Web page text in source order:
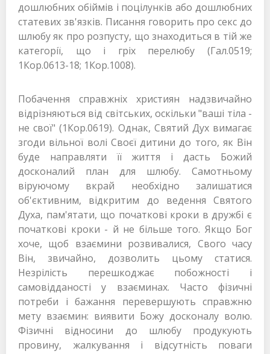
дошлюбних обіймів і поцілунків або дошлюбних
статевих зв'язків. Писання говорить про секс до
шлюбу як про розпусту, що знаходиться в тій же
категорії, що і гріх перелюбу (Гал.0519;
1Кор.0613-18; 1Кор.1008).
Побачення справжніх християн надзвичайно
відрізняються від світських, оскільки "ваші тіла -
не свої" (1Кор.0619). Однак, Святий Дух вимагає
згоди вільної волі Своєї дитини до того, як Він
буде направляти її життя і дасть Божий
досконалий план для шлюбу. Самотньому
віруючому вкрай необхідно залишатися
об'єктивним, відкритим до ведення Святого
Духа, пам'ятати, що початкові кроки в дружбі є
початкові кроки - й не більше того. Якщо Бог
хоче, щоб взаємини розвивалися, Свого часу
Він, звичайно, дозволить цьому статися.
Незрілість перешкоджає побожності і
самовідданості у взаєминах. Часто фізичні
потреби і бажання перевершують справжню
мету взаємин: виявити Божу досконалу волю.
Фізичні відносини до шлюбу продукують
провину, жалкування і відсутність поваги